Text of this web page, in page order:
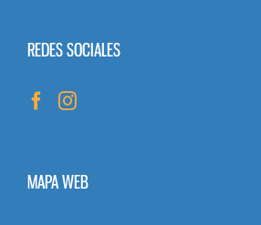
REDES SOCIALES
MAPA WEB